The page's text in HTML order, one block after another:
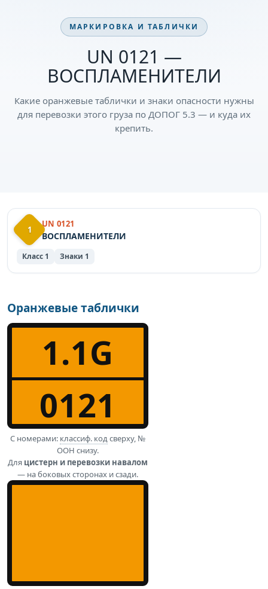
МАРКИРОВКА И ТАБЛИЧКИ
UN 0121 —
ВОСПЛАМЕНИТЕЛИ
Какие оранжевые таблички и знаки опасности нужны
для перевозки этого груза по ДОПОГ 5.3 — и куда их
крепить.
1
UN 0121
ВОСПЛАМЕНИТЕЛИ
Класс 1 Знаки 1
Оранжевые таблички
1.1G
0121
С номерами: классиф. кодсверху, №
ООН снизу.
Для цистерн и перевозки навалом
— на боковых сторонах и сзади.